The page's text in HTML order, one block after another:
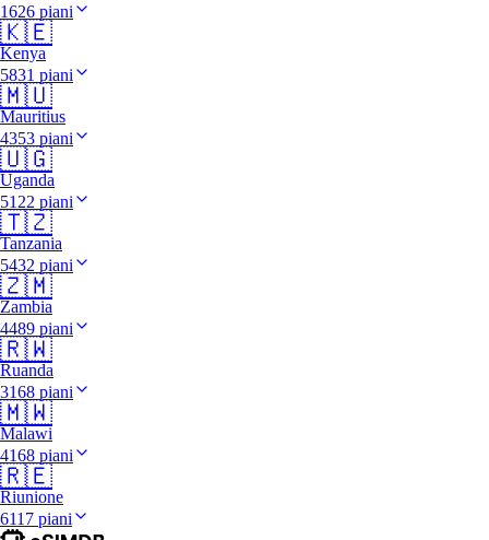
1626 piani
🇰🇪
Kenya
5831 piani
🇲🇺
Mauritius
4353 piani
🇺🇬
Uganda
5122 piani
🇹🇿
Tanzania
5432 piani
🇿🇲
Zambia
4489 piani
🇷🇼
Ruanda
3168 piani
🇲🇼
Malawi
4168 piani
🇷🇪
Riunione
6117 piani